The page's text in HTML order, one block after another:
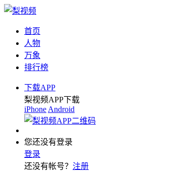
首页
人物
万象
排行榜
下载APP
梨视频APP下载
iPhone Android
您还没有登录
登录
还没有帐号？ 注册